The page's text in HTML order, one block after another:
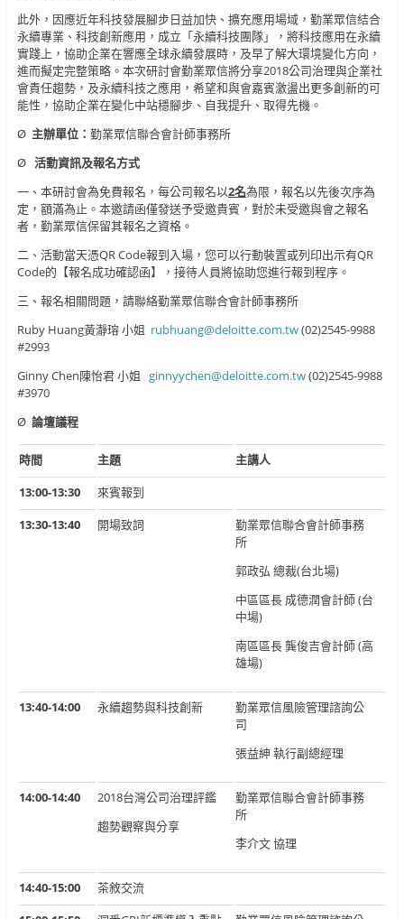
此外，因應近年科技發展腳步日益加快、擴充應用場域，勤業眾信結合
永續專業、科技創新應用，成立「永續科技團隊」，將科技應用在永續
實踐上，協助企業在響應全球永續發展時，及早了解大環境變化方向，
進而擬定完整策略。本次研討會勤業眾信將分享2018公司治理與企業社
會責任趨勢，及永續科技之應用，希望和與會嘉賓激盪出更多創新的可
能性，協助企業在變化中站穩腳步、自我提升、取得先機。
Ø 主辦單位： 勤業眾信聯合會計師事務所
Ø 活動資訊及報名方式
一、本研討會為免費報名，每公司報名以2名為限，報名以先後次序為
定，額滿為止。本邀請函僅發送予受邀貴賓，對於未受邀與會之報名
者，勤業眾信保留其報名之資格。
二、活動當天憑QR Code報到入場，您可以行動裝置或列印出示有QR
Code的【報名成功確認函】，接待人員將協助您進行報到程序。
三、報名相關問題，請聯絡勤業眾信聯合會計師事務所
Ruby Huang黃瀞瑢 小姐 rubhuang@deloitte.com.tw(02)2545-9988
#2993
Ginny Chen陳怡君 小姐 ginnyychen@deloitte.com.tw(02)2545-9988
#3970
Ø 論壇議程
時間 主題
主講人
13:00-13:30
來賓報到
13:30-13:40
開場致詞
勤業眾信聯合會計師事務
所
郭政弘 總裁(台北場)
中區區長 成德潤會計師 (台
中場)
南區區長 龔俊吉會計師 (高
雄場)
13:40-14:00 永續趨勢與科技創新
勤業眾信風險管理諮詢公
司
張益紳 執行副總經理
14:00-14:40
2018台灣公司治理評鑑
趨勢觀察與分享
勤業眾信聯合會計師事務
所
李介文 協理
14:40-15:00
茶敘交流